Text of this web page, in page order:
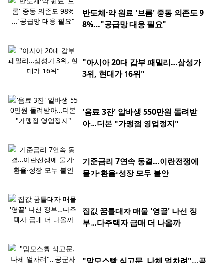
반도체·약 원료 '브롬' 중동 의존도 9
8%…"공급망 대응 필요"
"아시아 20대 갑부 패밀리…삼성가
3위, 현대가 16위"
'음료 3잔' 알바생 550만원 돌려받
아…더본 "가맹점 영업정지"
기준금리 7연속 동결…이란전쟁에
물가·환율·성장 모두 불안
집값 꿈틀대자 매물 '영끌' 나선 정
부…다주택자 급매 더 나올까
"맘모스빵 식고문, 나체 얼차려"…공